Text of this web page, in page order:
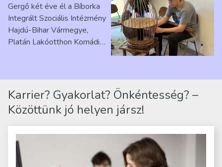
Ribárszky Gergő ellátottal
Gergő két éve él a Bíborka
Integrált Szociális Intézmény
Hajdú-Bihar Vármegye,
Platán Lakóotthon Komádi
Karrier? Gyakorlat? Önkéntesség? –
Közöttünk jó helyen jársz!